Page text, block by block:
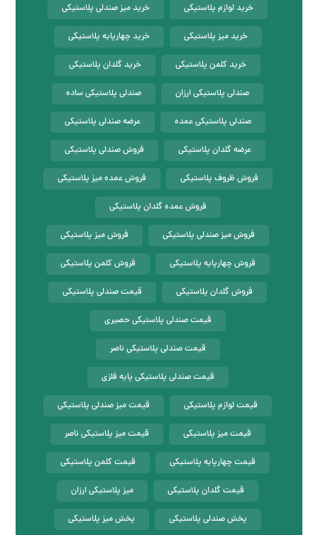
خرید لوازم پلاستیکی خرید میز صندلی پلاستیکی
خرید میز پلاستیکی خرید چهارپایه پلاستیکی
خرید کلمن پلاستیکی خرید گلدان پلاستیکی
صندلی پلاستیکی ارزان صندلی پلاستیکی ساده
صندلی پلاستیکی عمده عرضه صندلی پلاستیکی
عرضه گلدان پلاستیکی فروش صندلی پلاستیکی
فروش ظروف پلاستیکی فروش عمده میز پلاستیکی
فروش عمده گلدان پلاستیکی
فروش میز صندلی پلاستیکی فروش میز پلاستیکی
فروش چهارپایه پلاستیکی فروش کلمن پلاستیکی
فروش گلدان پلاستیکی قیمت صندلی پلاستیکی
قیمت صندلی پلاستیکی حصیری
قیمت صندلی پلاستیکی ناصر
قیمت صندلی پلاستیکی پایه فلزی
قیمت لوازم پلاستیکی قیمت میز صندلی پلاستیکی
قیمت میز پلاستیکی قیمت میز پلاستیکی ناصر
قیمت چهارپایه پلاستیکی قیمت کلمن پلاستیکی
قیمت گلدان پلاستیکی میز پلاستیکی ارزان
پخش صندلی پلاستیکی پخش میز پلاستیکی